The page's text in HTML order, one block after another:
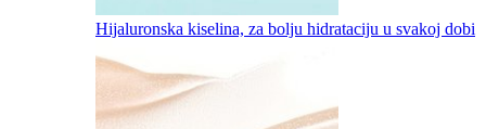
Hijaluronska kiselina, za bolju hidrataciju u svakoj dobi